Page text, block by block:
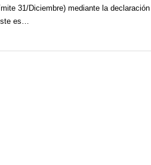
31/Diciembre) mediante la declaración
es…